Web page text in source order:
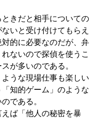
きだと相手についての
いと受け付けてもらえ
的に必要なのだが、弁
ないので探偵を使うこ
が多いのである。
うな現場仕事も楽しい
知的ゲーム」のような
である。
ば「他人の秘密を暴